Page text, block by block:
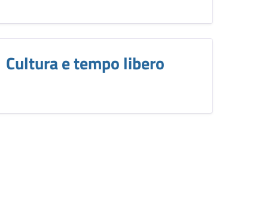
Cultura e tempo libero